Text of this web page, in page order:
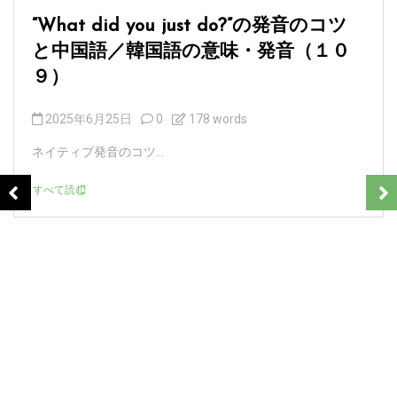
“What’s your point.”の発音のコツと中
国語／韓国語の意味・発音（１０８）
ネイティブ発音のコツ...